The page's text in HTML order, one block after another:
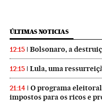
ÚLTIMAS NOTICIAS
12:15 Bolsonaro, a
12:15 Lula, uma
21:14
O programa eleitoral
impostos para os ricos e